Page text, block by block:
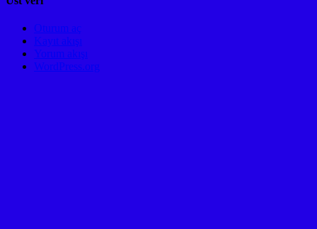
Oturum aç
Kayıt akışı
Yorum akışı
WordPress.org